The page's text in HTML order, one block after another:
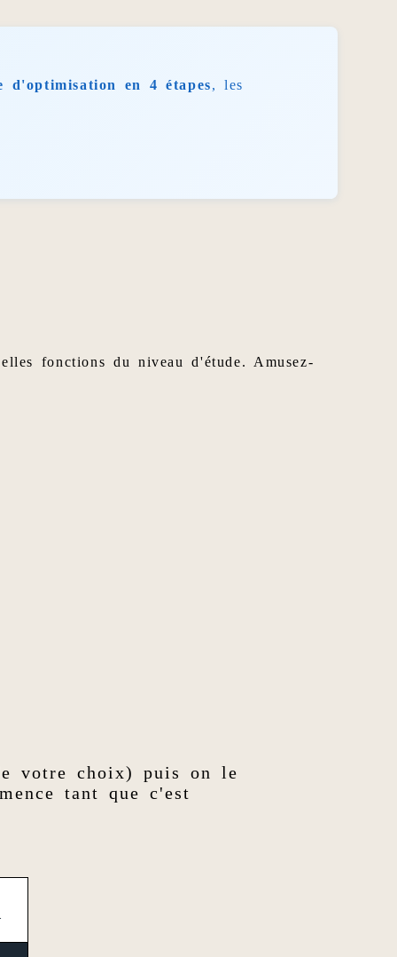
d'optimisation en 4 étapes, les
fonctions du niveau d'étude. Amusez-
votre choix) puis on le
tant que c'est